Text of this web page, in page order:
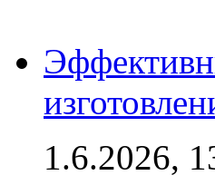
1.6.2026,